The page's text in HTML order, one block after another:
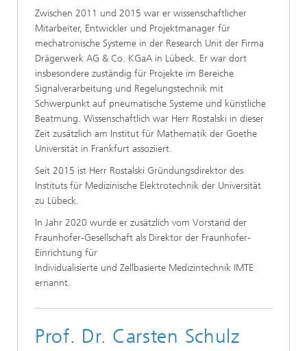
Zwischen 2011 und 2015 war er wissenschaftlicher
Mitarbeiter, Entwickler und Projektmanager für
mechatronische Systeme in der Research Unit der Firma
Drägerwerk AG & Co. KGaA in Lübeck. Er war dort
insbesondere zuständig für Projekte im Bereiche
Signalverarbeitung und Regelungstechnik mit
Schwerpunkt auf pneumatische Systeme und künstliche
Beatmung. Wissenschaftlich war Herr Rostalski in dieser
Zeit zusätzlich am Institut für Mathematik der Goethe
Universität in Frankfurt assoziiert.
Seit 2015 ist Herr Rostalski Gründungsdirektor des
Instituts für Medizinische Elektrotechnik der Universität
zu Lübeck.
In Jahr 2020 wurde er zusätzlich vom Vorstand der
Fraunhofer-Gesellschaft als Direktor der Fraunhofer-
Einrichtung für
Individualisierte und Zellbasierte Medizintechnik IMTE
ernannt.
Prof. Dr. Carsten Schulz